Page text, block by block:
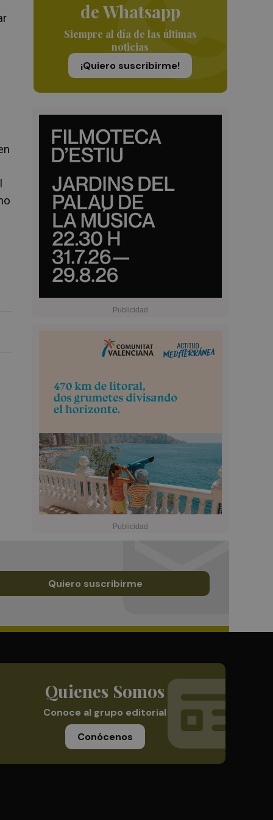
de Whatsapp
Siempre al día de las últimas
noticias
¡Quiero suscribirme!
Quiero suscribirme
Quienes Somos
Conoce al grupo editorial
Conócenos